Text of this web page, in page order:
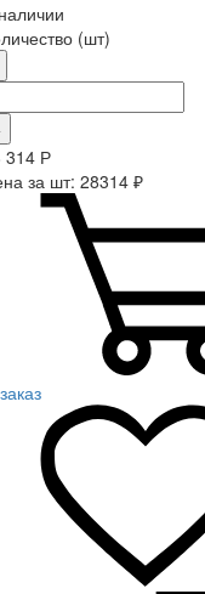
(шт)
314 Р
за шт: 28314 ₽